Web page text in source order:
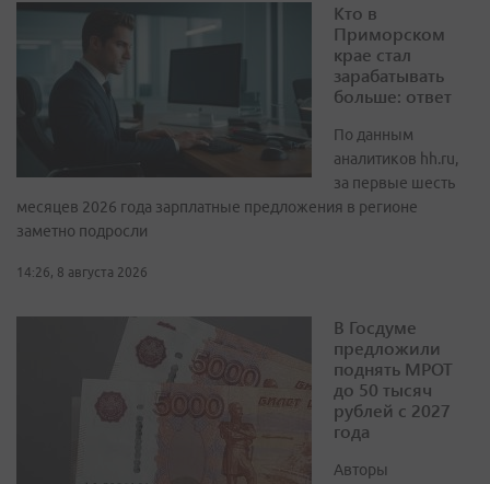
Кто в
Приморском
крае стал
зарабатывать
больше: ответ
По данным
аналитиков hh.ru,
за первые шесть
месяцев 2026 года зарплатные предложения в регионе
заметно подросли
14:26, 8 августа 2026
В Госдуме
предложили
поднять МРОТ
до 50 тысяч
рублей с 2027
года
Авторы